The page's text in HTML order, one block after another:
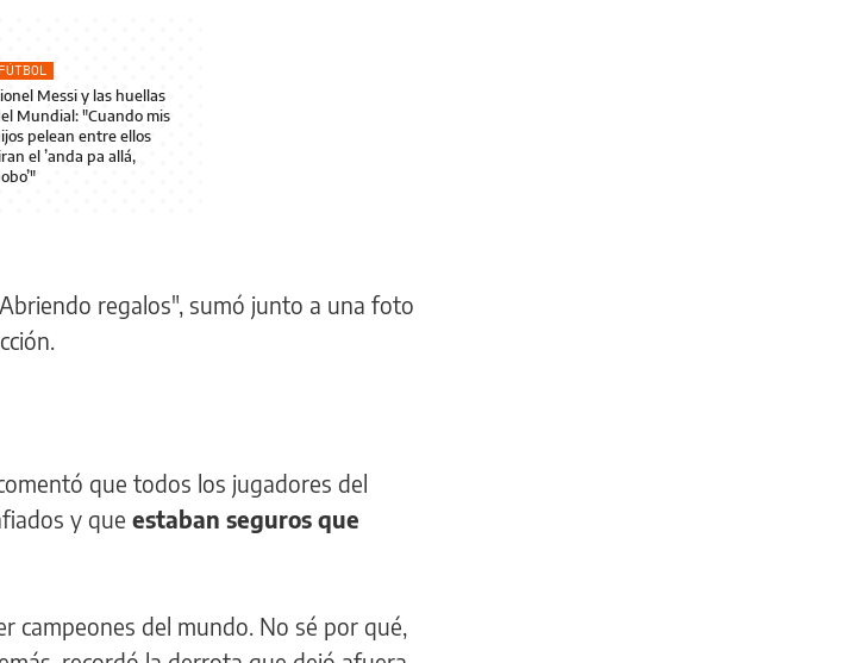
FÚTBOL
Messi y las huellas
Mundial: "Cuando mis
pelean entre ellos
el ’anda pa allá,
regalos", sumó junto a una foto
que todos los jugadores del
y que estaban seguros que
campeones del mundo. No sé por qué,